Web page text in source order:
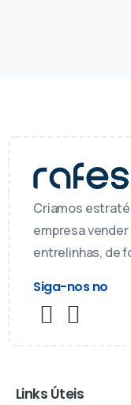
Criamos
empresa
entrelinhas, de
Siga-nos no
Links Úteis